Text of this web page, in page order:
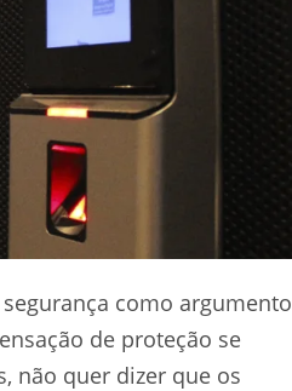
como argumento
de proteção se
não quer dizer que os